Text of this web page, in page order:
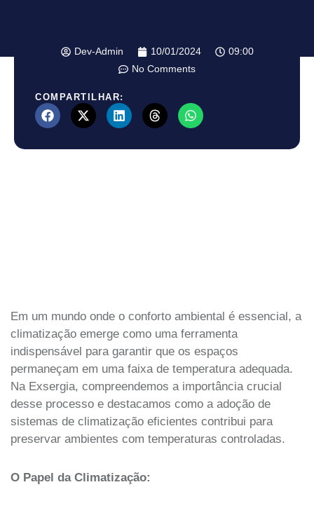
Dev-Admin 10/01/2024
09:00
No Comments
COMPARTILHAR:
Em um mundo onde o conforto ambiental é essencial, a
climatização emerge como uma ferramenta
indispensável para garantir que os espaços
permaneçam em uma faixa de temperatura adequada.
Na Exsergia, compreendemos a importância crucial
desse processo e destacamos como a adoção de
sistemas de climatização eficientes contribui para
preservar ambientes com temperaturas controladas.
O Papel da Climatização: